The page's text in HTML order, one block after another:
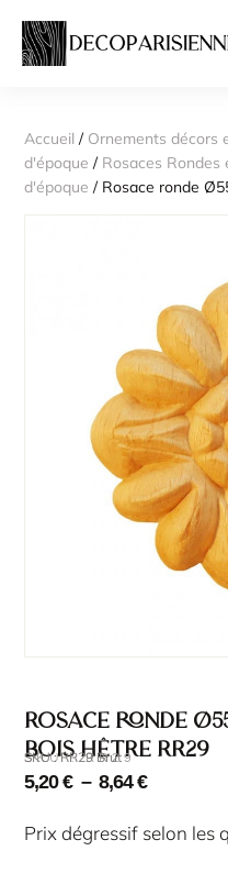
Accueil / Ornements décors
d'époque / Rosaces Rondes
d'époque / Rosace ronde
Rosace ronde
bois hêtre RR29
SKU : RR29
SKU : RR29 Brut
5,20€ – 8,64€
Prix dégressif selon les